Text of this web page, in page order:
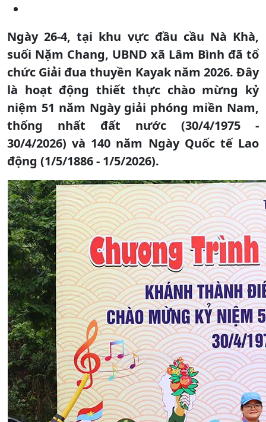
Ngày 26-4, tại khu vực đầu cầu Nà Khà,
suối Nặm Chang, UBND xã Lâm Bình đã tổ
chức Giải đua thuyền Kayak năm 2026. Đây
là hoạt động thiết thực chào mừng kỷ
niệm 51 năm Ngày giải phóng miền Nam,
thống nhất đất nước (30/4/1975 -
30/4/2026) và 140 năm Ngày Quốc tế Lao
động (1/5/1886 - 1/5/2026).